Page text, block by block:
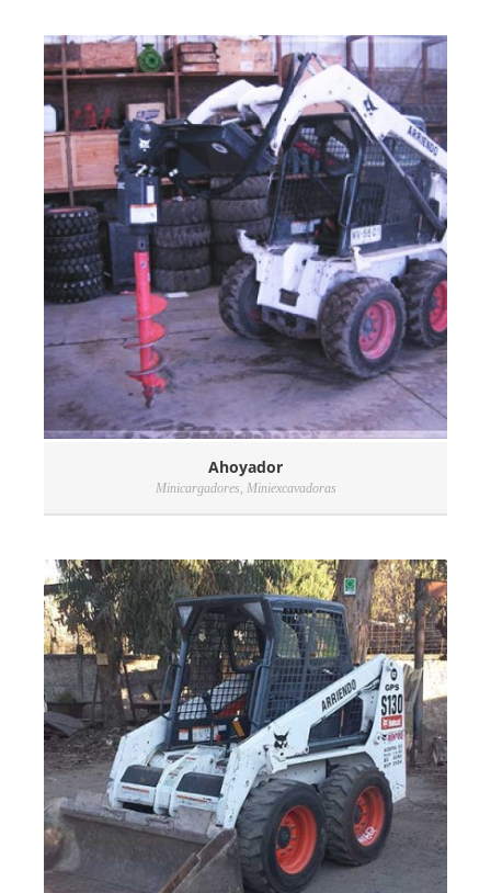
Ahoyador
Minicargadores, Miniexcavadoras